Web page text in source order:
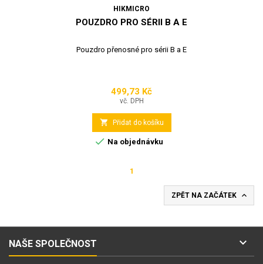
HIKMICRO
POUZDRO PRO SÉRII B A E
Pouzdro přenosné pro sérii B a E
Cena
499,73 Kč
vč. DPH
 Přidat do košíku
 Na objednávku
1
ZPĚT NA ZAČÁTEK 
NAŠE SPOLEČNOST 